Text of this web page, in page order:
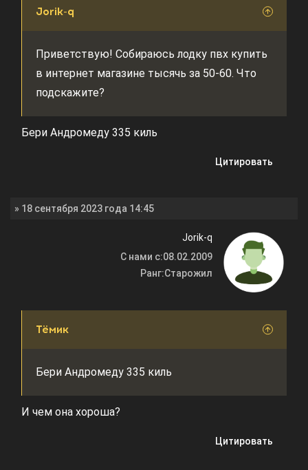
Jorik-q
Приветствую! Собираюсь лодку пвх купить
в интернет магазине тысячь за 50-60. Что
подскажите?
Бери Андромеду 335 киль
Цитировать
» 18 сентября 2023 года 14:45
Jorik-q
С нами с:08.02.2009
Ранг:Старожил
Тёмик
Бери Андромеду 335 киль
И чем она хороша?
Цитировать